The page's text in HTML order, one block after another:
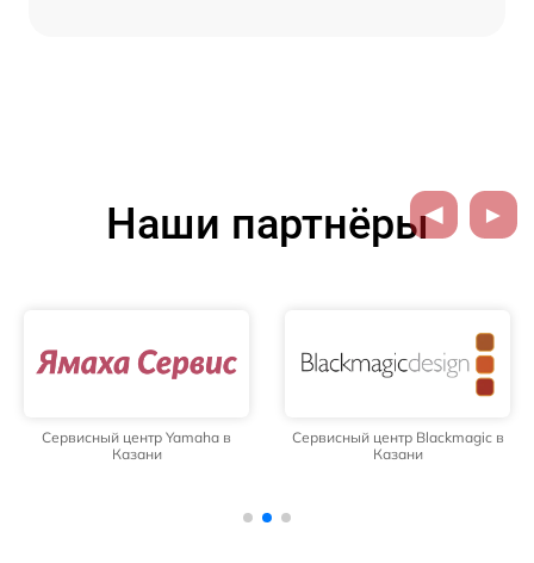
Наши партнёры
Сервисный центр Yamaha в
Казани
Сервисный центр Blackmagic в
Казани